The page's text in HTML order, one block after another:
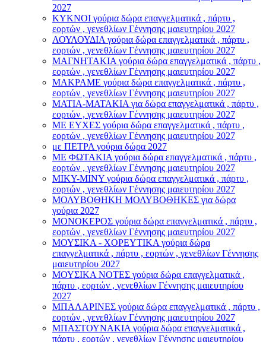
2027
ΚΥΚΝΟΙ γούρια δώρα επαγγελματικά , πάρτυ ,
εορτών , γενεθλίων Γέννησης μαιευτηρίου 2027
ΛΟΥΛΟΥΔΙΑ γούρια δώρα επαγγελματικά , πάρτυ ,
εορτών , γενεθλίων Γέννησης μαιευτηρίου 2027
ΜΑΓΝΗΤΑΚΙΑ γούρια δώρα επαγγελματικά , πάρτυ ,
εορτών , γενεθλίων Γέννησης μαιευτηρίου 2027
ΜΑΚΡΑΜΕ γούρια δώρα επαγγελματικά , πάρτυ ,
εορτών , γενεθλίων Γέννησης μαιευτηρίου 2027
ΜΑΤΙΑ-ΜΑΤΑΚΙΑ για δώρα επαγγελματικά , πάρτυ ,
εορτών , γενεθλίων Γέννησης μαιευτηρίου 2027
ΜΕ ΕΥΧΕΣ γούρια δώρα επαγγελματικά , πάρτυ ,
εορτών , γενεθλίων Γέννησης μαιευτηρίου 2027
με ΠΕΤΡΑ γούρια δώρα 2027
ΜΕ ΦΩΤΑΚΙΑ γούρια δώρα επαγγελματικά , πάρτυ ,
εορτών , γενεθλίων Γέννησης μαιευτηρίου 2027
ΜΙΚΥ-ΜΙΝΥ γούρια δώρα επαγγελματικά , πάρτυ ,
εορτών , γενεθλίων Γέννησης μαιευτηρίου 2027
ΜΟΛΥΒΟΘΗΚΗ ΜΟΛΥΒΟΘΗΚΕΣ για δώρα
γούρια 2027
ΜΟΝΟΚΕΡΟΣ γούρια δώρα επαγγελματικά , πάρτυ ,
εορτών , γενεθλίων Γέννησης μαιευτηρίου 2027
ΜΟΥΣΙΚΑ - ΧΟΡΕΥΤΙΚΑ γούρια δώρα
επαγγελματικά , πάρτυ , εορτών , γενεθλίων Γέννησης
μαιευτηρίου 2027
ΜΟΥΣΙΚΑ ΝΟΤΕΣ γούρια δώρα επαγγελματικά ,
πάρτυ , εορτών , γενεθλίων Γέννησης μαιευτηρίου
2027
ΜΠΑΛΑΡΙΝΕΣ γούρια δώρα επαγγελματικά , πάρτυ ,
εορτών , γενεθλίων Γέννησης μαιευτηρίου 2027
ΜΠΑΣΤΟΥΝΑΚΙΑ γούρια δώρα επαγγελματικά ,
πάρτυ , εορτών , γενεθλίων Γέννησης μαιευτηρίου